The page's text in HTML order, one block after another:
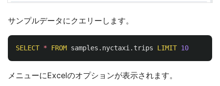
サンプルデータにクエリーします。
SELECT * FROM samples . nyctaxi . trips LIMIT 10
メニューにExcelのオプションが表示されます。